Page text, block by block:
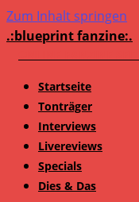
Zum Inhalt springen
.:blueprint fanzine:.
Startseite
Tonträger
Interviews
Livereviews
Specials
Dies & Das